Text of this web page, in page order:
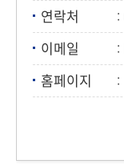
연락처
이메일
홈페이지